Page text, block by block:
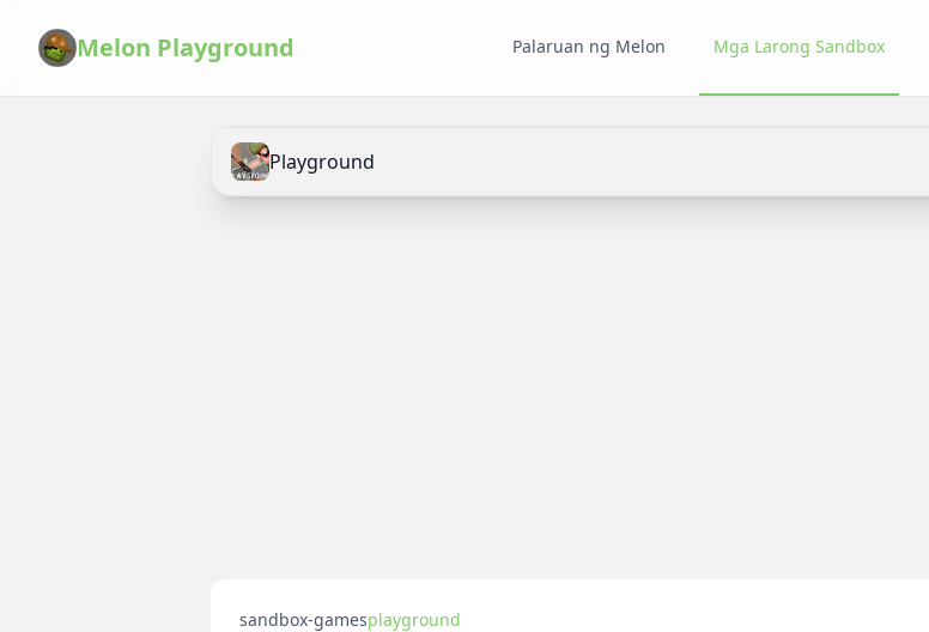
Melon Playground Palaruan ng Melon Mga Larong Sandbox
Playground
sandbox-gamesplayground